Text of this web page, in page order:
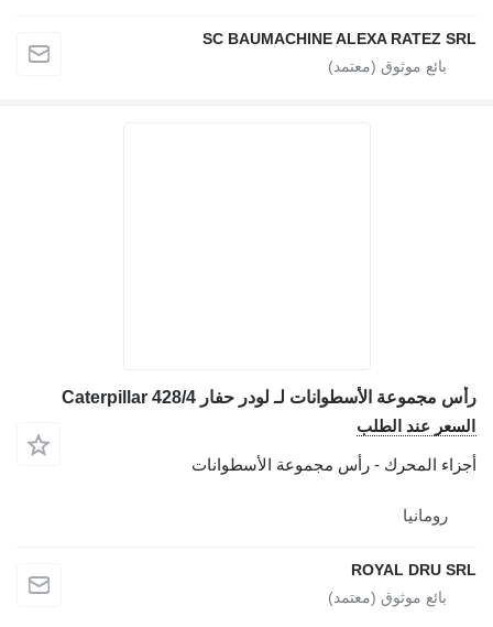
SC BAUMACHINE ALEXA RATEZ SRL
رأس مجموعة الأسطوانات لـ لودر حفار Caterpillar 428/4
السعر عند الطلب
أجزاء المحرك - رأس مجموعة الأسطوانات
رومانيا
ROYAL DRU SRL